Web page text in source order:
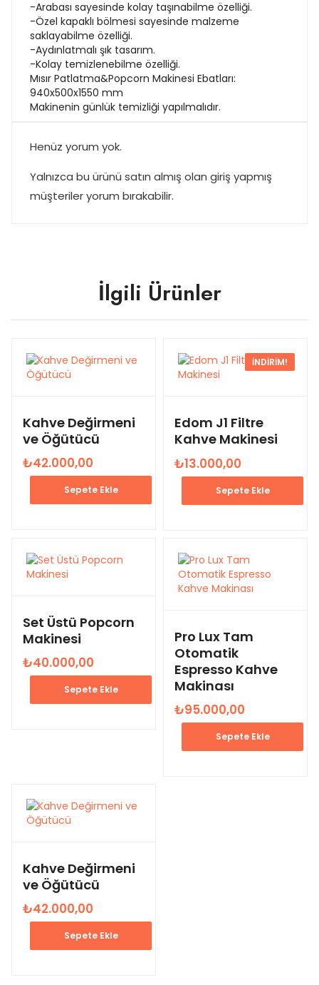
-Arabası sayesinde kolay taşınabilme özelliği.
-Özel kapaklı bölmesi sayesinde malzeme
saklayabilme özelliği.
-Aydınlatmalı şık tasarım.
-Kolay temizlenebilme özelliği.
Mısır Patlatma&Popcorn Makinesi Ebatları:
940x500x1550 mm
Makinenin günlük temizliği yapılmalıdır.
Henüz yorum yok.
Yalnızca bu ürünü satın almış olan giriş yapmış
müşteriler yorum bırakabilir.
İlgili Ürünler
Kahve Değirmeni
ve Öğütücü
₺42.000,00
Sepete Ekle
İNDIRIM!
Edom J1 Filtre
Kahve Makinesi
₺13.000,00
Sepete Ekle
Set Üstü Popcorn
Makinesi
₺40.000,00
Sepete Ekle
Pro Lux Tam
Otomatik
Espresso Kahve
Makinası
₺95.000,00
Sepete Ekle
Kahve Değirmeni
ve Öğütücü
₺42.000,00
Sepete Ekle